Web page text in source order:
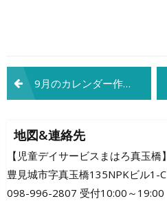
投
稿
ナ
ビ
ゲ
9月のカレンダー作り
地図&連絡先
【児童デイサービスまはろ真玉橋】
豊見城市字真玉橋135NPKビル1-C
098-996-2807 受付10:00～19:00